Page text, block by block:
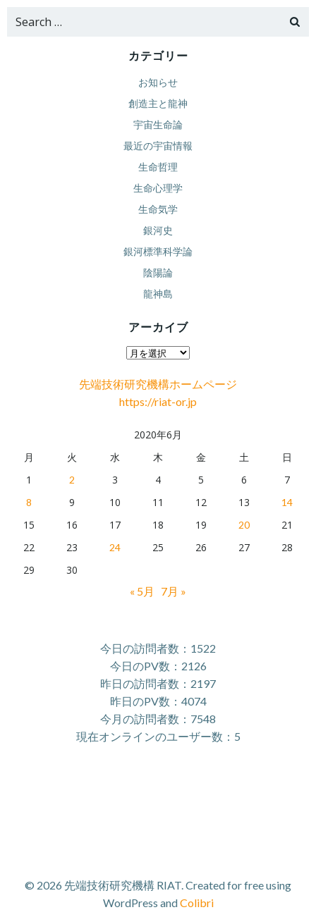
Search
カテゴリー
お知らせ
創造主と龍神
宇宙生命論
最近の宇宙情報
生命哲理
生命心理学
生命気学
銀河史
銀河標準科学論
陰陽論
龍神島
アーカイブ
ア
カ
イ
先端技術研究機構ホームページ
https://riat-or.jp
2020年6月
月
火 水 木 金 土
日
1
2 3 4 5 6 7
8 9 10 11 12 13 14
15 16 17 18 19 20
21
22
23 24 25 26 27
28
29
30
« 5月
7月 »
今日の訪問者数：1522
今日のPV数：2126
昨日の訪問者数：2197
昨日のPV数：4074
今月の訪問者数：7548
現在オンラインのユーザー数：5
© 2026 先端技術研究機構 RIAT. Created for free using
WordPress andColibri